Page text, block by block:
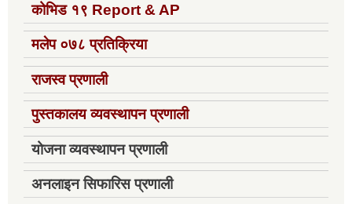
कोभिड १९ Report & AP
मलेप ०७८ प्रतिक्रिया
राजस्व प्रणाली
पुस्तकालय व्यवस्थापन प्रणाली
योजना व्यवस्थापन प्रणाली
अनलाइन सिफारिस प्रणाली